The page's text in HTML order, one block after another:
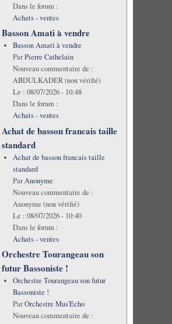
Dans le forum :
Achats - ventes
Basson Amati à vendre
Basson Amati à vendre
ParPierre Cathelain
Nouveau commentaire de :
ABDULKADER (non vérifié)
Le : 08/07/2026 - 10:48
Dans le forum :
Achats - ventes
Achat de basson francais taille
standard
Achat de basson francais taille
standard
ParAnonyme
Nouveau commentaire de :
Anonyme (non vérifié)
Le : 08/07/2026 - 10:40
Dans le forum :
Achats - ventes
Orchestre Tourangeau son
futur Bassoniste !
Orchestre Tourangeau son futur
Bassoniste !
ParOrchestre Mus'Echo
Nouveau commentaire de :